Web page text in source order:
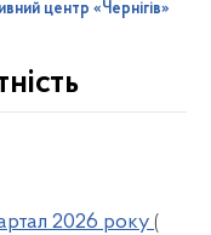
центр «Чернігів»
2026 року (